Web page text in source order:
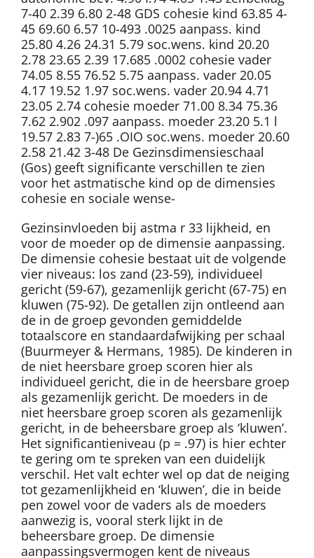
7-40 2.39 6.80 2-48 GDS cohesie kind 63.85 4-
45 69.60 6.57 10-493 .0025 aanpass. kind
25.80 4.26 24.31 5.79 soc.wens. kind 20.20
2.78 23.65 2.39 17.685 .0002 cohesie vader
74.05 8.55 76.52 5.75 aanpass. vader 20.05
4.17 19.52 1.97 soc.wens. vader 20.94 4.71
23.05 2.74 cohesie moeder 71.00 8.34 75.36
7.62 2.902 .097 aanpass. moeder 23.20 5.1 l
19.57 2.83 7-)65 .OIO soc.wens. moeder 20.60
2.58 21.42 3-48 De Gezinsdimensieschaal
(Gos) geeft significante verschillen te zien
voor het astmatische kind op de dimensies
cohesie en sociale wense-
Gezinsinvloeden bij astma r 33 lijkheid, en
voor de moeder op de dimensie aanpassing.
De dimensie cohesie bestaat uit de volgende
vier niveaus: los zand (23-59), individueel
gericht (59-67), gezamenlijk gericht (67-75) en
kluwen (75-92). De getallen zijn ontleend aan
de in de groep gevonden gemiddelde
totaalscore en standaardafwijking per schaal
(Buurmeyer & Hermans, 1985). De kinderen in
de niet heersbare groep scoren hier als
individueel gericht, die in de heersbare groep
als gezamenlijk gericht. De moeders in de
niet heersbare groep scoren als gezamenlijk
gericht, in de beheersbare groep als ‘kluwen’.
Het significantieniveau (p = .97) is hier echter
te gering om te spreken van een duidelijk
verschil. Het valt echter wel op dat de neiging
tot gezamenlijkheid en ‘kluwen’, die in beide
pen zowel voor de vaders als de moeders
aanwezig is, vooral sterk lijkt in de
beheersbare groep. De dimensie
aanpassingsvermogen kent de niveaus